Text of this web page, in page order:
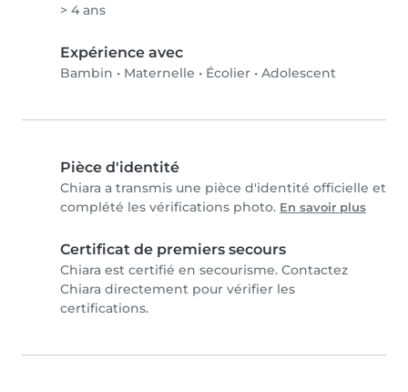
> 4 ans
Expérience avec
Bambin • Maternelle • Écolier • Adolescent
Pièce d'identité
Chiara a transmis une pièce d'identité officielle et
complété les vérifications photo. En savoir plus
Certificat de premiers secours
Chiara est certifié en secourisme. Contactez
Chiara directement pour vérifier les
certifications.